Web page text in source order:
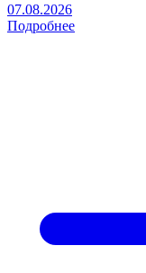
07.08.2026
Подробнее